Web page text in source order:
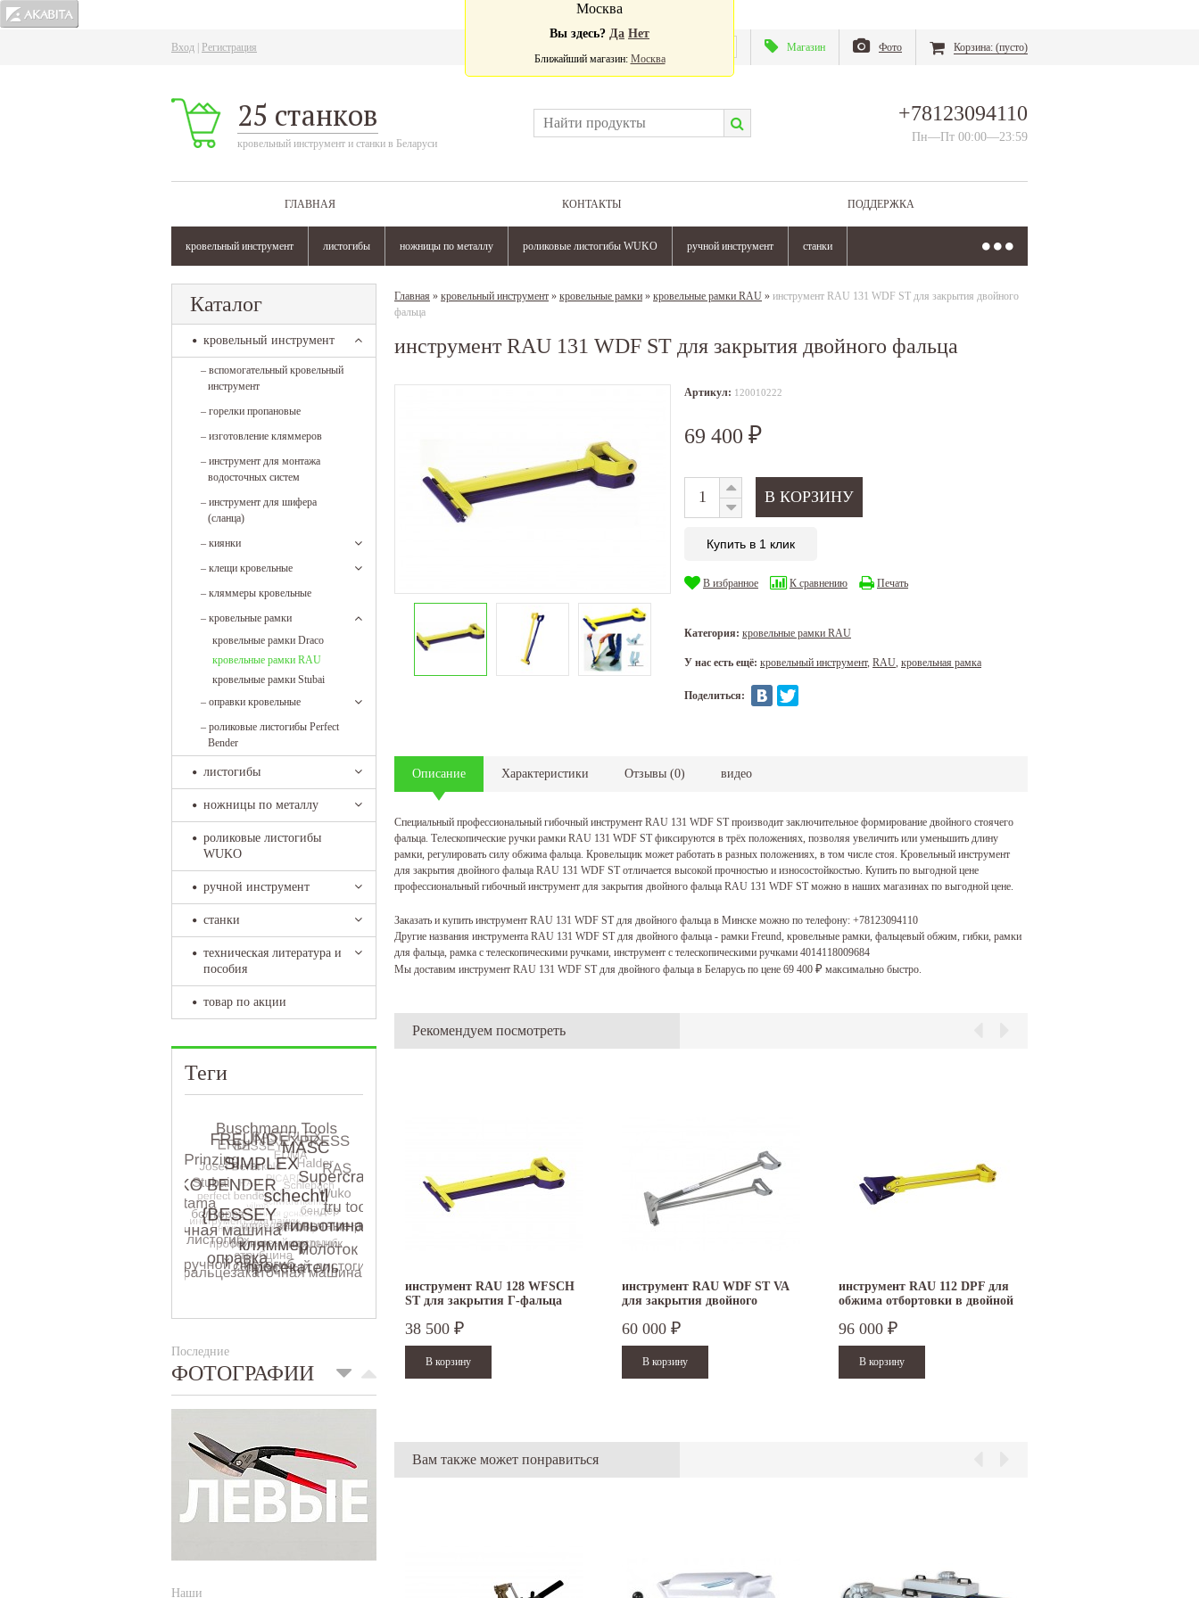
Вход Регистрация Магазин Фото Корзина: (пусто)
25 станков
кровельный инструмент и станки в Беларуси
+78123094110
Пн—Пт 00:00—23:59
ГЛАВНАЯ КОНТАКТЫ ПОДДЕРЖКА
кровельный инструмент листогибы ножницы по металлу роликовые листогибы WUKO ручной инструмент станки
Москва
Вы здесь? Да Нет
Ближайший магазин: Москва
Каталог
кровельный инструмент
– вспомогательный кровельный
инструмент
– горелки пропановые
– изготовление кляммеров
– инструмент для монтажа
водосточных систем
– инструмент для шифера
(сланца)
– киянки
– клещи кровельные
– кляммеры кровельные
– кровельные рамки
кровельные рамки Draco
кровельные рамки RAU
кровельные рамки Stubai
– оправки кровельные
– роликовые листогибы Perfect
Bender
листогибы
ножницы по металлу
роликовые листогибы
WUKO
ручной инструмент
станки
техническая литература и
пособия
товар по акции
Теги
Последние
ФОТОГРАФИИ
Наши
Главная » кровельный инструмент » кровельные рамки » кровельные рамки RAU » инструмент RAU 131 WDF ST для закрытия двойного
фальца
инструмент RAU 131 WDF ST для закрытия двойного фальца
Артикул: 120010222
69 400 ₽
Купить в 1 клик
В избранное К сравнению Печать
Категория: кровельные рамки RAU
У нас есть ещё: кровельный инструмент, RAU кровельная рамка
Поделиться:
Описание Характеристики Отзывы (0) видео
Специальный профессиональный гибочный инструмент RAU 131 WDF ST производит заключительное формирование двойного стоячего
фальца. Телескопические ручки рамки RAU 131 WDF ST фиксируются в трёх положениях, позволяя увеличить или уменьшить длину
рамки, регулировать силу обжима фальца. Кровельщик может работать в разных положениях, в том числе стоя. Кровельный инструмент
для закрытия двойного фальца RAU 131 WDF ST отличается высокой прочностью и износостойкостью. Купить по выгодной цене
профессиональный гибочный инструмент для закрытия двойного фальца RAU 131 WDF ST можно в наших магазинах по выгодной цене.
Заказать и купить инструмент RAU 131 WDF ST для двойного фальца в Минске можно по телефону: +78123094110
Другие названия инструмента RAU 131 WDF ST для двойного фальца - рамки Freund, кровельные рамки, фальцевый обжим, гибки, рамки
для фальца, рамка с телескопическими ручками, инструмент с телескопическими ручками 4014118009684
Мы доставим инструмент RAU 131 WDF ST для двойного фальца в Беларусь по цене 69 400 ₽ максимально быстро.
Рекомендуем посмотреть
инструмент RAU 128 WFSCH
ST для закрытия Г-фальца
38 500 ₽
инструмент RAU WDF ST VA
для закрытия двойного
60 000 ₽
инструмент RAU 112 DPF для
обжима отбортовки в двойной
96 000 ₽
Вам также может понравиться